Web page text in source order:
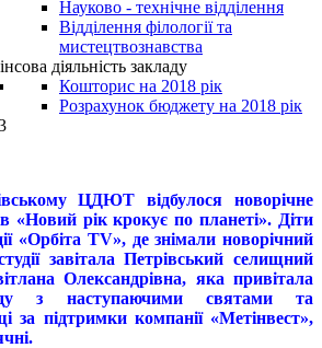
Науково - технічне відділення
Відділення філології та
мистецтвознавства
діяльність закладу
Кошторис на 2018 рік
Розрахунок бюджету на 2018 рік
ЦДЮТ відбулося новорічне
«Новий рік крокує по планеті». Діти
«Орбіта ТV», де знімали новорічний
завітала Петрівський селищний
Олександрівна, яка привітала
з наступаючими святами та
за підтримки компанії «Метінвест»,